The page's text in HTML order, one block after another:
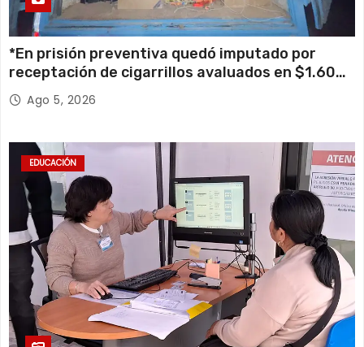
*En prisión preventiva quedó imputado por
receptación de cigarrillos avaluados en $1.600
millones*
Ago 5, 2026
EDUCACIÓN